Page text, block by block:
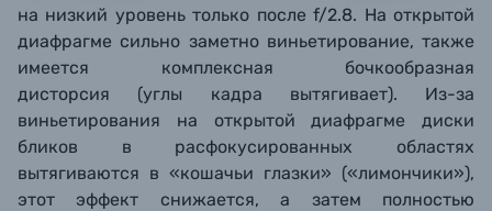
на низкий уровень только после f/2.8. На открытой
диафрагме сильно заметно виньетирование, также
имеется комплексная бочкообразная
дисторсия (углы кадра вытягивает). Из-за
виньетирования на открытой диафрагме диски
бликов в расфокусированных областях
вытягиваются в «кошачьи глазки» («лимончики»),
этот эффект снижается, а затем полностью